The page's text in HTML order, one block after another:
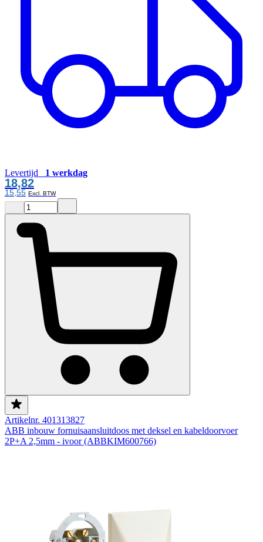
Levertijd 1 werkdag
18,82
15,55
Artikelnr. 401313827
ABB inbouw fornuisaansluitdoos met deksel en kabeldoorvoer
2P+A 2,5mm - ivoor (ABBKIM600766)